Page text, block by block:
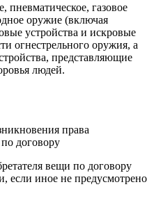
пневматическое, газовое
оружие (включая
устройства и искровые
огнестрельного оружия, а
представляющие
людей.
права
договору
вещи по договору
если иное не предусмотрено